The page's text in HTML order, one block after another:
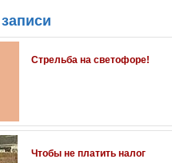
Стрельба на светофоре!
Чтобы не платить налог